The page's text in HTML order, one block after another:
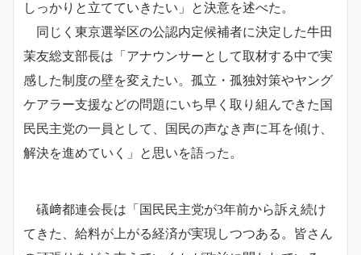
しっかりと立てていきたい」と決意を述べた。
同じく東京選挙区の公認内定候補者に決定した牛田
茉友総支部長は「アナウンサーとして取材する中で実
感した制度の壁を変えたい。孤立・孤独対策やヤング
ケアラー支援などの問題にいち早く取り組んできた国
民民主党の一員として、国民の声なき声に耳を傾け、
解決を進めていく」と思いを語った。
礒﨑都連会長は「国民民主党が3年前から訴え続け
てきた、給料が上がる経済が実現しつつある。皆さん